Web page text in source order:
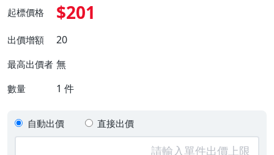
起標價格 $201
出價增額 20
最高出價者 無
數量 1 件
自動出價 直接出價